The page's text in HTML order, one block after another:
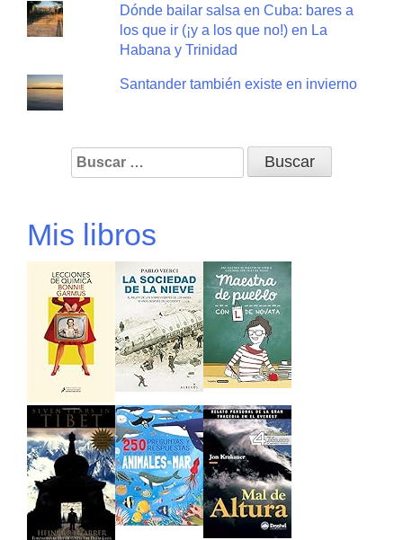
Dónde bailar salsa en Cuba: bares a
los que ir (¡y a los que no!) en La
Habana y Trinidad
Santander también existe en invierno
Buscar:
Mis libros